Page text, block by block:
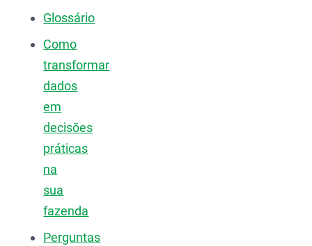
Glossário
Como
transformar
dados
em
decisões
práticas
na
sua
fazenda
Perguntas